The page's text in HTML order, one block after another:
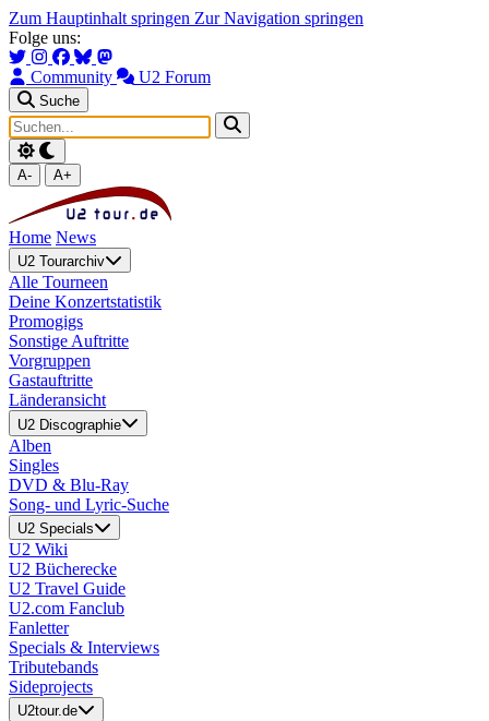
Zum Hauptinhalt springen Zur Navigation springen
Folge uns:
Community U2 Forum
Suche
A- A+
Home News
U2 Tourarchiv
Alle Tourneen
Deine Konzertstatistik
Promogigs
Sonstige Auftritte
Vorgruppen
Gastauftritte
Länderansicht
U2 Discographie
Alben
Singles
DVD & Blu-Ray
Song- und Lyric-Suche
U2 Specials
U2 Wiki
U2 Bücherecke
U2 Travel Guide
U2.com Fanclub
Fanletter
Specials & Interviews
Tributebands
Sideprojects
U2tour.de